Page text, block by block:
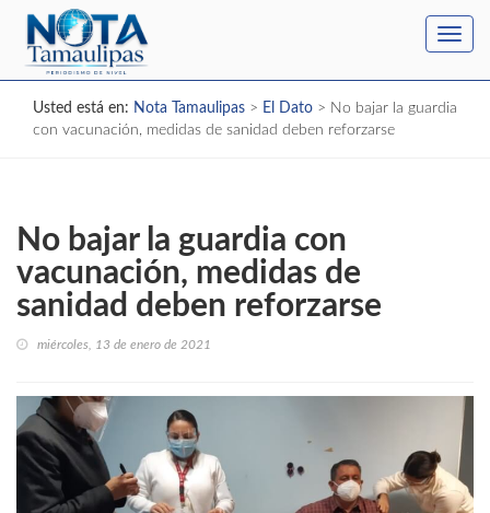
Usted está en: Nota Tamaulipas > El Dato > No bajar la guardia
con vacunación, medidas de sanidad deben reforzarse
No bajar la guardia con
vacunación, medidas de
sanidad deben reforzarse
miércoles, 13 de enero de 2021